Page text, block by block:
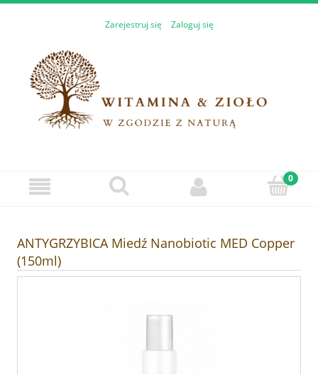
Zarejestruj się Zaloguj się
ANTYGRZYBICA Miedź Nanobiotic MED Copper
(150ml)